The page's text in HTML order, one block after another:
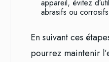
appareil, évitez
abrasifs ou
En suivant ces
pourrez maintenir